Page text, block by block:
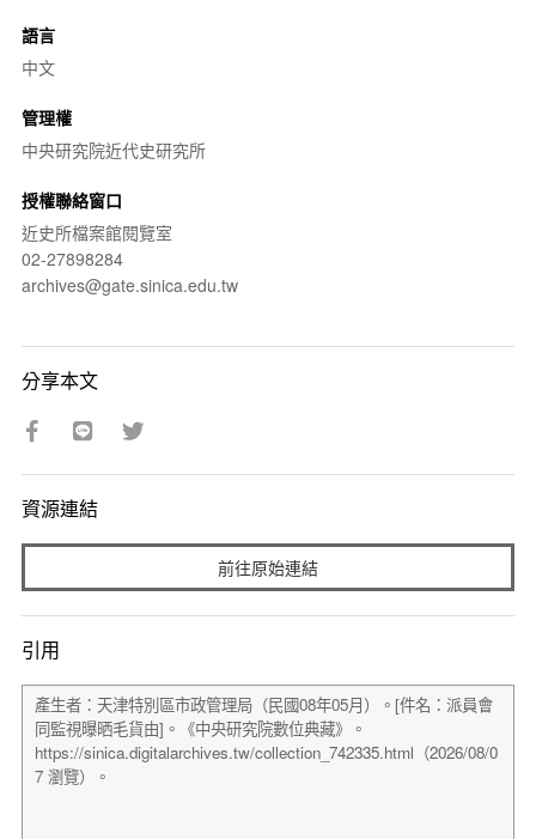
語言
中文
管理權
中央研究院近代史研究所
授權聯絡窗口
近史所檔案館閱覽室
02-27898284
archives@gate.sinica.edu.tw
分享本文
資源連結
前往原始連結
引用